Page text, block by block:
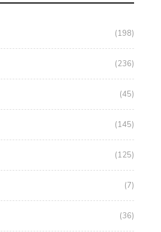
(198)
(236)
(45)
(145)
(125)
(7)
(36)